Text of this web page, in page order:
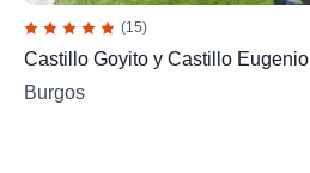
(15)
Castillo Goyito y Castillo Eugenio
Burgos